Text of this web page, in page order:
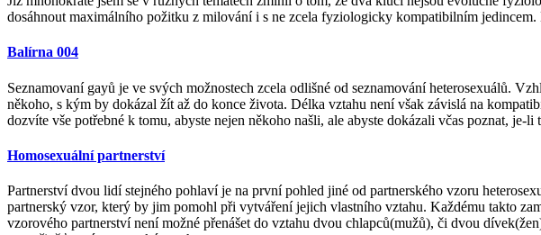
dosáhnout maximálního požitku z milování i s ne zcela fyziologicky kompatibilním
Balírna 004
Seznamovaní gayů je ve svých možnostech zcela odlišné od seznamování heterosexuálů.
někoho, s kým by dokázal žít až do konce života. Délka vztahu není však závislá na
dozvíte vše potřebné k tomu, abyste nejen někoho našli, ale abyste dokázali včas poznat, je-
Homosexuální partnerství
Partnerství dvou lidí stejného pohlaví je na první pohled jiné od partnerského vzoru
partnerský vzor, který by jim pomohl při vytváření jejich vlastního vztahu. Každému takto
vzorového partnerství není možné přenášet do vztahu dvou chlapců(mužů), či dvou